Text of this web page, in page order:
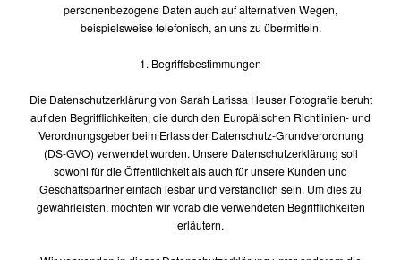
personenbezogene Daten auch auf alternativen Wegen,
beispielsweise telefonisch, an uns zu übermitteln.
1. Begriffsbestimmungen
Die Datenschutzerklärung von Sarah Larissa Heuser Fotografie beruht
auf den Begrifflichkeiten, die durch den Europäischen Richtlinien- und
Verordnungsgeber beim Erlass der Datenschutz-Grundverordnung
(DS-GVO) verwendet wurden. Unsere Datenschutzerklärung soll
sowohl für die Öffentlichkeit als auch für unsere Kunden und
Geschäftspartner einfach lesbar und verständlich sein. Um dies zu
gewährleisten, möchten wir vorab die verwendeten Begrifflichkeiten
erläutern.